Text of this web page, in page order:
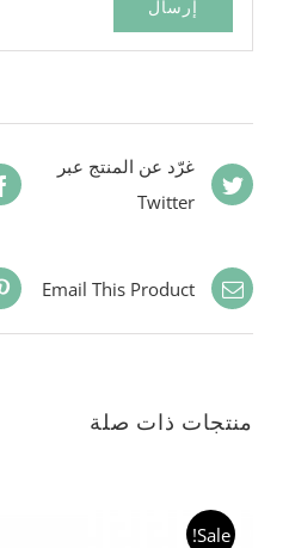
غرّد عن المنتج عبر
Twitter
Email This Product
منتجات ذات صلة
Sale!